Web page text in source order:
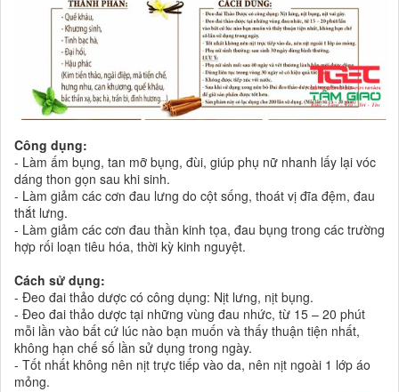
Công dụng:
- Làm ấm bụng, tan mỡ bụng, đùi, giúp phụ nữ nhanh lấy lại vóc
dáng thon gọn sau khi sinh.
- Làm giảm các cơn đau lưng do cột sống, thoát vị đĩa đệm, đau
thắt lưng.
- Làm giảm các cơn đau thần kinh tọa, đau bụng trong các trường
hợp rối loạn tiêu hóa, thời kỳ kinh nguyệt.
Cách sử dụng:
- Đeo đai thảo dược có công dụng: Nịt lưng, nịt bụng.
- Đeo đai thảo dược tại những vùng đau nhức, từ 15 – 20 phút
mỗi lần vào bất cứ lúc nào bạn muốn và thấy thuận tiện nhất,
không hạn chế số lần sử dụng trong ngày.
- Tốt nhất không nên nịt trực tiếp vào da, nên nịt ngoài 1 lớp áo
mỏng.